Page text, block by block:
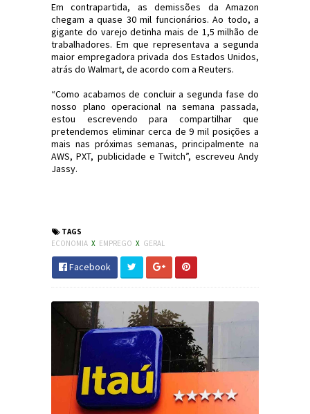
Em contrapartida, as demissões da Amazon
chegam a quase 30 mil funcionários. Ao todo, a
gigante do varejo detinha mais de 1,5 milhão de
trabalhadores. Em que representava a segunda
maior empregadora privada dos Estados Unidos,
atrás do Walmart, de acordo com a Reuters.
“Como acabamos de concluir a segunda fase do
nosso plano operacional na semana passada,
estou escrevendo para compartilhar que
pretendemos eliminar cerca de 9 mil posições a
mais nas próximas semanas, principalmente na
AWS, PXT, publicidade e Twitch”, escreveu Andy
Jassy.
TAGS
ECONOMIA X EMPREGO X GERAL
Facebook